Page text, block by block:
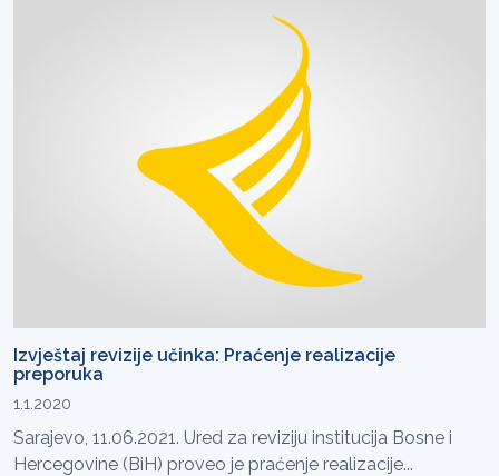
Izvještaj revizije učinka: Praćenje realizacije
preporuka
1.1.2020
Sarajevo, 11.06.2021. Ured za reviziju institucija Bosne i
Hercegovine (BiH) proveo je praćenje realizacije...